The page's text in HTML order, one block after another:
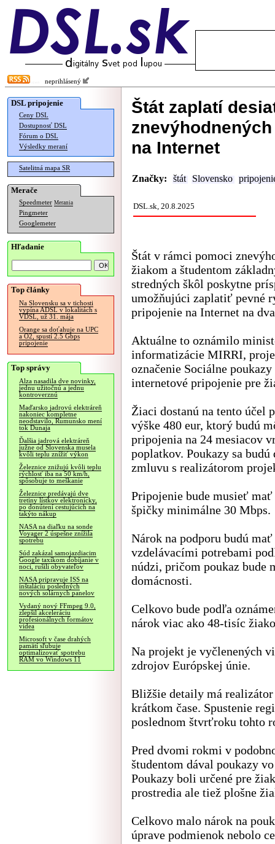
neprihlásený
DSL pripojenie
Ceny DSL
Dostupnosť DSL
Fórum o DSL
Výsledky meraní
Satelitná mapa SR
Merače
Speedmeter Merania
Pingmeter
Googlemeter
Hľadanie
Top články
Na Slovensku sa v tichosti
vypína ADSL v lokalitách s
VDSL, už 31. mája
Orange sa doťahuje na UPC
a O2, spustí 2.5 Gbps
pripojenie
Top správy
Alza nasadila dve novinky,
jednu užitočnú a jednu
kontroverznú
Maďarsko jadrovú elektráreň
nakoniec kompletne
neodstavilo, Rumunsko mení
tok Dunaja
Ďalšia jadrová elektráreň
južne od Slovenska musela
kvôli teplu znížiť výkon
Železnice znižujú kvôli teplu
rýchlosť iba na 50 km/h,
spôsobuje to meškanie
Železnice predávajú dve
tretiny lístkov elektronicky,
po donútení cestujúcich na
takýto nákup
NASA na diaľku na sonde
Voyager 2 úspešne znížila
spotrebu
Súd zakázal samojazdiacim
Google taxíkom dobíjanie v
noci, rušili obyvateľov
NASA pripravuje ISS na
inštaláciu posledných
nových solárnych panelov
Vydaný nový FFmpeg 9.0,
zlepšil akceleráciu
profesionálnych formátov
videa
Microsoft v čase drahých
pamätí sľubuje
optimalizovať spotrebu
RAM vo Windows 11
Štát zaplatí
na Internet
Značky: štát Slovensko
DSL.sk, 20.8.2025
Štát v rámci pomoci
žiakom a študentom
stredných škôl poskytne
umožňujúci zaplatiť pevné
pripojenie na Internet na
Aktuálne to oznámilo
informatizácie MIRRI,
označenie Sociálne poukazy
internetové pripojenie pre
Žiaci dostanú na tento účel
výške 480 eur, ktorý budú
pripojenia na 24 mesiacov
poplatkov. Poukazy sa
zmluvu s realizátorom
Pripojenie bude musieť
špičky minimálne 30 Mbps.
Nárok na podporu budú
vzdelávacími potrebami
núdzi, pričom poukaz bude
domácnosti.
Celkovo bude podľa
nárok viac ako 48-tisíc
Na projekt je vyčlenených
zdrojov Európskej únie.
Bližšie detaily má
krátkom čase. Spustenie
poslednom štvrťroku tohto
Pred dvomi rokmi v
študentom dával poukazy
Poukazy boli určené pre
prostredia ale tiež plošne
Celkovo malo nárok na
úprave podmienok nebolo